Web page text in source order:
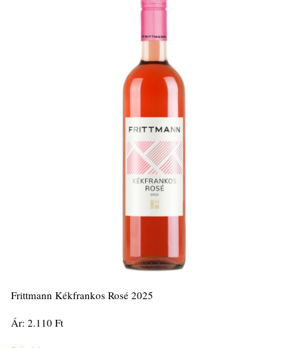
Frittmann Kékfrankos Rosé 2025
Ár: 2.110 Ft